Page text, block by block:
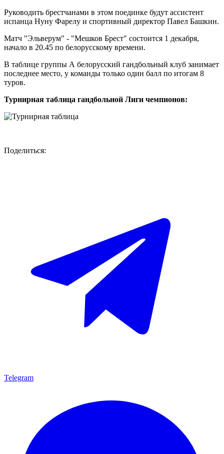
Руководить брестчанами в этом поединке будут ассистент
испанца Нуну Фарелу и спортивный директор Павел Башкин.
Матч "Эльверум" - "Мешков Брест" состоится 1 декабря,
начало в 20.45 по белорусскому времени.
В таблице группы А белорусский гандбольный клуб занимает
последнее место, у команды только один балл по итогам 8
туров.
Турнирная таблица гандбольной Лиги чемпионов:
Поделиться:
Telegram